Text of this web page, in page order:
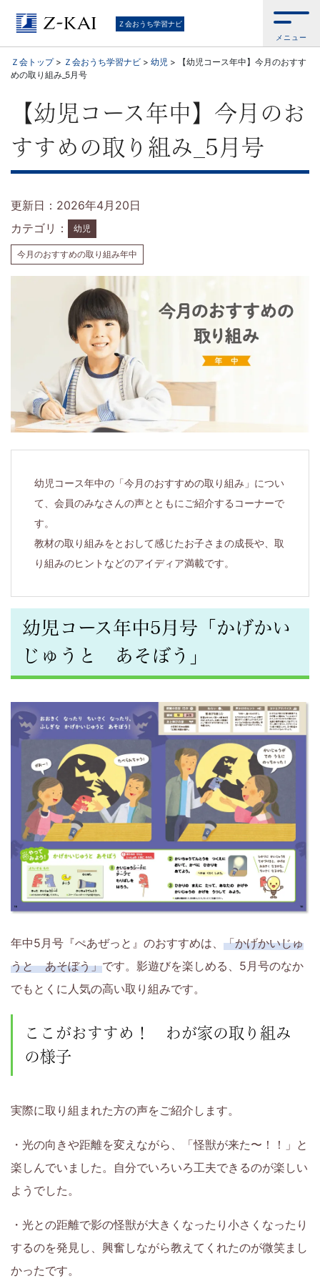
通
信
教
の
会
が
る、
生
ら
6
年
お
さ
ま
を
お
ち
の
保
護
者
の
Ｚ会おうち学習ナビ
メニュー
Ｚ会トップ> Ｚ会おうち学習ナビ > 幼児 >
【幼児コース年中】今月のおすす
めの取り組み_5月号
【幼児コース年中】今月のお
すすめの取り組み_5月号
更新日：2026年4月20日
カテゴリ：
幼児
今月のおすすめの取り組み年中
幼児コース年中の「今月のおすすめの取り組み」につい
て、会員のみなさんの声とともにご紹介するコーナーで
す。
教材の取り組みをとおして感じたお子さまの成長や、取
り組みのヒントなどのアイディア満載です。
幼児コース年中5月号「かげかい
じゅうと あそぼう」
年中5月号『ぺあぜっと』のおすすめは、 「かげかいじゅ
うと あそぼう」です。影遊びを楽しめる、5月号のなか
でもとくに人気の高い取り組みです。
ここがおすすめ！ わが家の取り組み
の様子
実際に取り組まれた方の声をご紹介します。
・光の向きや距離を変えながら、「怪獣が来た〜！！」と
楽しんでいました。自分でいろいろ工夫できるのが楽しい
ようでした。
・光との距離で影の怪獣が大きくなったり小さくなったり
するのを発見し、興奮しながら教えてくれたのが微笑まし
かったです。